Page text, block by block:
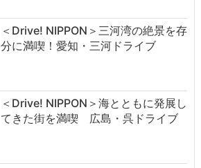
＜Drive! NIPPON＞三河湾の絶景を存
分に満喫！愛知・三河ドライブ
＜Drive! NIPPON＞海とともに発展し
てきた街を満喫 広島・呉ドライブ